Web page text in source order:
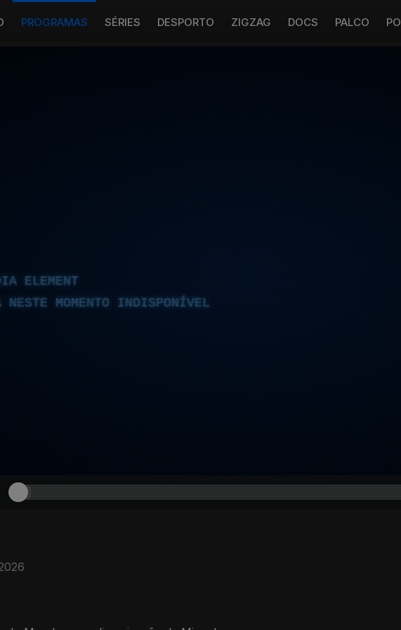
PROGRAMAS SÉRIES DESPORTO ZIGZAG DOCS PALCO
ELEMENT
NESTE MOMENTO INDISPONÍVEL